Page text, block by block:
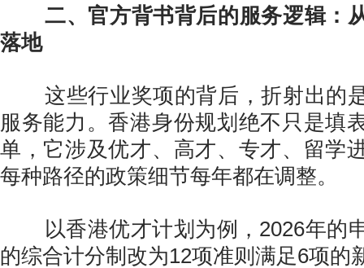
二、官方背书背后的服务逻辑：
落地
这些行业奖项的背后，折射出的
服务能力。香港身份规划绝不只是填
单，它涉及优才、高才、专才、留学
每种路径的政策细节每年都在调整。
以香港优才计划为例，2026年的
的综合计分制改为12项准则满足6项的